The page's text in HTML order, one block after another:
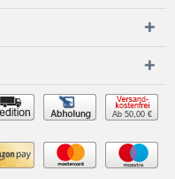
Ab 50,00 €